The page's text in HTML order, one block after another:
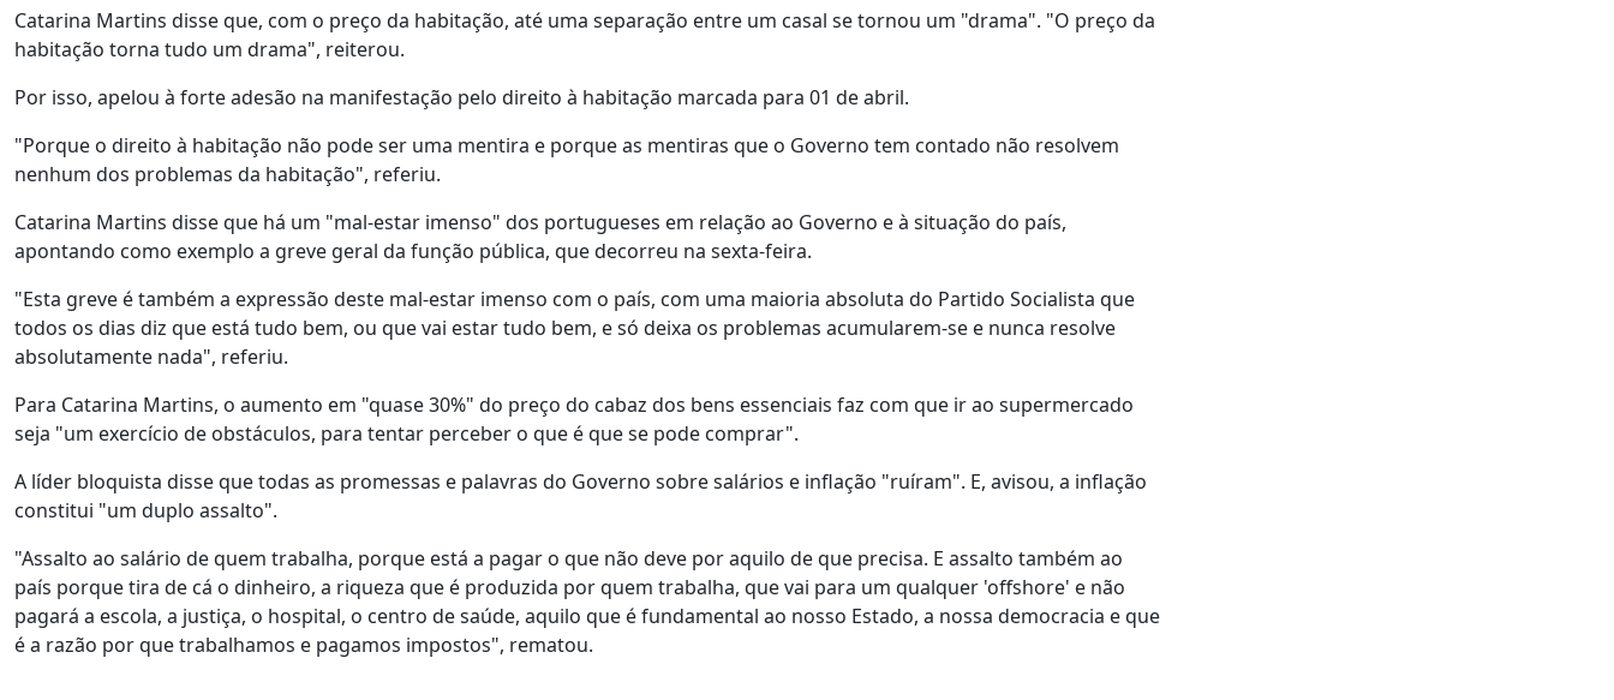
Catarina Martins disse que, com o preço da habitação, até uma separação entre um casal se tornou um "drama". "O preço da
habitação torna tudo um drama", reiterou.
Por isso, apelou à forte adesão na manifestação pelo direito à habitação marcada para 01 de abril.
"Porque o direito à habitação não pode ser uma mentira e porque as mentiras que o Governo tem contado não resolvem
nenhum dos problemas da habitação", referiu.
Catarina Martins disse que há um "mal-estar imenso" dos portugueses em relação ao Governo e à situação do país,
apontando como exemplo a greve geral da função pública, que decorreu na sexta-feira.
"Esta greve é também a expressão deste mal-estar imenso com o país, com uma maioria absoluta do Partido Socialista que
todos os dias diz que está tudo bem, ou que vai estar tudo bem, e só deixa os problemas acumularem-se e nunca resolve
absolutamente nada", referiu.
Para Catarina Martins, o aumento em "quase 30%" do preço do cabaz dos bens essenciais faz com que ir ao supermercado
seja "um exercício de obstáculos, para tentar perceber o que é que se pode comprar".
A líder bloquista disse que todas as promessas e palavras do Governo sobre salários e inflação "ruíram". E, avisou, a inflação
constitui "um duplo assalto".
"Assalto ao salário de quem trabalha, porque está a pagar o que não deve por aquilo de que precisa. E assalto também ao
país porque tira de cá o dinheiro, a riqueza que é produzida por quem trabalha, que vai para um qualquer 'offshore' e não
pagará a escola, a justiça, o hospital, o centro de saúde, aquilo que é fundamental ao nosso Estado, a nossa democracia e que
é a razão por que trabalhamos e pagamos impostos", rematou.